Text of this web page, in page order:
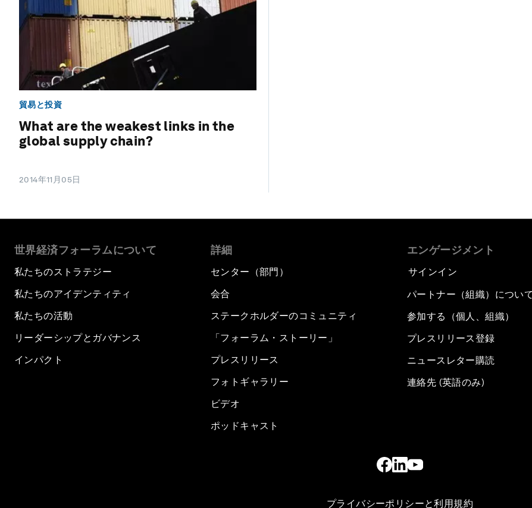
貿易と投資
What are the weakest links in the
global supply chain?
2014年11月05日
世界経済フォーラムについて
私たちのストラテジー
私たちのアイデンティティ
私たちの活動
リーダーシップとガバナンス
インパクト
詳細
センター（部門）
会合
ステークホルダーのコミュニティ
「フォーラム・ストーリー」
プレスリリース
フォトギャラリー
ビデオ
ポッドキャスト
エンゲージメント
サインイン
パートナー（組織）について
参加する（個人、組織）
プレスリリース登録
ニュースレター購読
連絡先 (英語のみ)
プライバシーポリシーと利用規約